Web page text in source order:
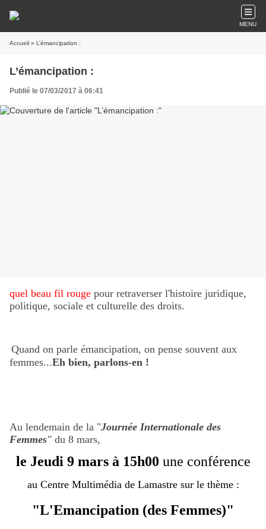
MENU
Accueil » L’émancipation :
L’émancipation :
Publié le 07/03/2017 à 06:41
quel beau fil rouge pour retraverser l'histoire juridique,
politique, sociale et culturelle des droits.
Quand on parle émancipation, on pense souvent aux
femmes...Eh bien, parlons-en !
Au lendemain de la "Journée Internationale des
Femmes" du 8 mars,
le Jeudi 9 mars à 15h00 une conférence
au Centre Multimédia de Lamastre sur le thème :
"L'Emancipation (des Femmes)"